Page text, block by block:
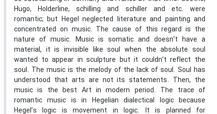
Hugo, Holderline, schilling and schiller and etc. were
romantic; but Hegel neglected literature and painting and
concentrated on music. The cause of this regard is the
nature of music. Music is somatic and doesn’t have a
material, it is invisible like soul when the absolute soul
wanted to appear in sculpture but it couldn’t reflect the
soul. The music is the melody of the lack of soul. Soul has
understood that arts are not its statements. Then, the
music is the best Art in modern period. The trace of
romantic music is in Hegelian dialectical logic because
Hegel’s logic is movement in logic. It is planned for